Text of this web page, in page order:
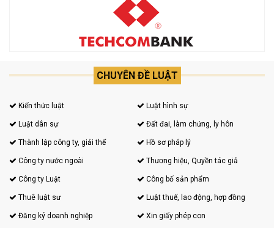
CHUYÊN ĐỀ LUẬT
Kiến thức luật Luật hình sự
Luật dân sự Đất đai, làm chứng, ly hôn
Thành lập công ty, giải thể Hồ sơ pháp lý
Công ty nước ngoài Thương hiệu, Quyền tác giả
Công ty Luật Công bố sản phẩm
Thuê luật sư Luật thuế, lao động, hợp đồng
Đăng ký doanh nghiệp Xin giấy phép con